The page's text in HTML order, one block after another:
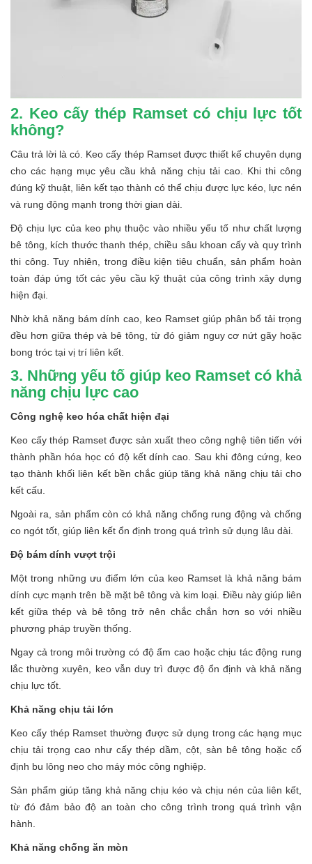
2. Keo cấy thép Ramset có chịu lực tốt
không?
Câu trả lời là có. Keo cấy thép Ramset được thiết kế chuyên dụng
cho các hạng mục yêu cầu khả năng chịu tải cao. Khi thi công
đúng kỹ thuật, liên kết tạo thành có thể chịu được lực kéo, lực nén
và rung động mạnh trong thời gian dài.
Độ chịu lực của keo phụ thuộc vào nhiều yếu tố như chất lượng
bê tông, kích thước thanh thép, chiều sâu khoan cấy và quy trình
thi công. Tuy nhiên, trong điều kiện tiêu chuẩn, sản phẩm hoàn
toàn đáp ứng tốt các yêu cầu kỹ thuật của công trình xây dựng
hiện đại.
Nhờ khả năng bám dính cao, keo Ramset giúp phân bổ tải trọng
đều hơn giữa thép và bê tông, từ đó giảm nguy cơ nứt gãy hoặc
bong tróc tại vị trí liên kết.
3. Những yếu tố giúp keo Ramset có khả
năng chịu lực cao
Công nghệ keo hóa chất hiện đại
Keo cấy thép Ramset được sản xuất theo công nghệ tiên tiến với
thành phần hóa học có độ kết dính cao. Sau khi đông cứng, keo
tạo thành khối liên kết bền chắc giúp tăng khả năng chịu tải cho
kết cấu.
Ngoài ra, sản phẩm còn có khả năng chống rung động và chống
co ngót tốt, giúp liên kết ổn định trong quá trình sử dụng lâu dài.
Độ bám dính vượt trội
Một trong những ưu điểm lớn của keo Ramset là khả năng bám
dính cực mạnh trên bề mặt bê tông và kim loại. Điều này giúp liên
kết giữa thép và bê tông trở nên chắc chắn hơn so với nhiều
phương pháp truyền thống.
Ngay cả trong môi trường có độ ẩm cao hoặc chịu tác động rung
lắc thường xuyên, keo vẫn duy trì được độ ổn định và khả năng
chịu lực tốt.
Khả năng chịu tải lớn
Keo cấy thép Ramset thường được sử dụng trong các hạng mục
chịu tải trọng cao như cấy thép dầm, cột, sàn bê tông hoặc cố
định bu lông neo cho máy móc công nghiệp.
Sản phẩm giúp tăng khả năng chịu kéo và chịu nén của liên kết,
từ đó đảm bảo độ an toàn cho công trình trong quá trình vận
hành.
Khả năng chống ăn mòn